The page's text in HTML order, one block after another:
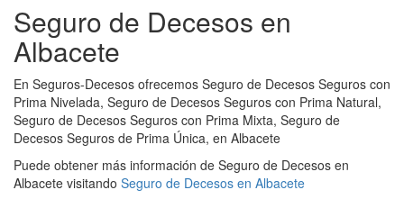
Seguro de Decesos en
Albacete
En Seguros-Decesos ofrecemos Seguro de Decesos Seguros con
Prima Nivelada, Seguro de Decesos Seguros con Prima Natural,
Seguro de Decesos Seguros con Prima Mixta, Seguro de
Decesos Seguros de Prima Única, en Albacete
Puede obtener más información de Seguro de Decesos en
Albacete visitando Seguro de Decesos en Albacete